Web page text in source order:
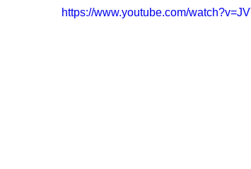
https://www.youtube.com/